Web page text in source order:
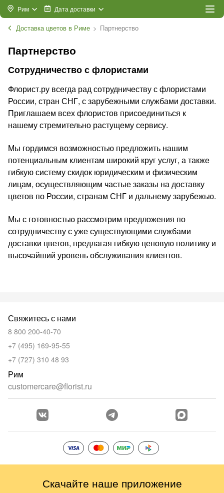
Рим Дата доставки
Доставка цветов в Риме Партнерство
Партнерство
Сотрудничество с флористами
Флорист.ру всегда рад сотрудничеству с флористами
России, стран СНГ, с зарубежными службами доставки.
Приглашаем всех флористов присоединиться к
нашему стремительно растущему сервису.
Мы гордимся возможностью предложить нашим
потенциальным клиентам широкий круг услуг, а также
гибкую систему скидок юридическим и физическим
лицам, осуществляющим частые заказы на доставку
цветов по России, странам СНГ и дальнему зарубежью.
Мы с готовностью рассмотрим предложения по
сотрудничеству с уже существующими службами
доставки цветов, предлагая гибкую ценовую политику и
высочайший уровень обслуживания клиентов.
Свяжитесь с нами
8 800 200-40-70
+7 (495) 169-95-55
+7 (727) 310 48 93
Рим
customercare@florist.ru
Скачайте наше приложение